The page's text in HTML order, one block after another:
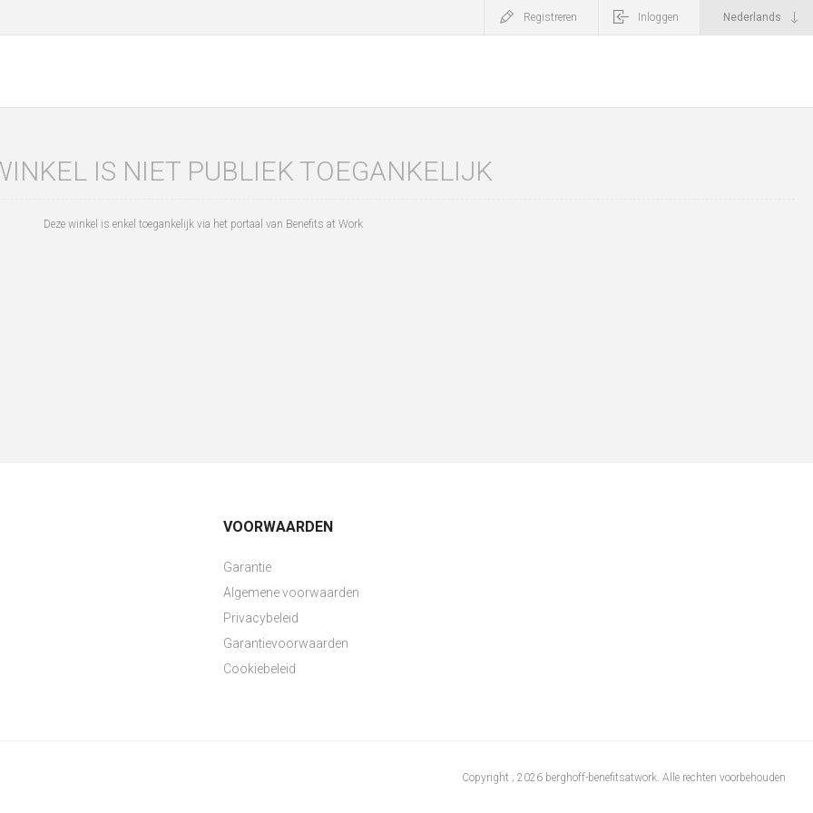
Registreren Inloggen
IS NIET PUBLIEK TOEGANKELIJK
Deze winkel is enkel toegankelijk via het portaal van Benefits at Work
VOORWAARDEN
Garantie
Algemene voorwaarden
Privacybeleid
Garantievoorwaarden
Cookiebeleid
Copyright ; 2026 berghoff-benefitsatwork. Alle rechten voorbehouden